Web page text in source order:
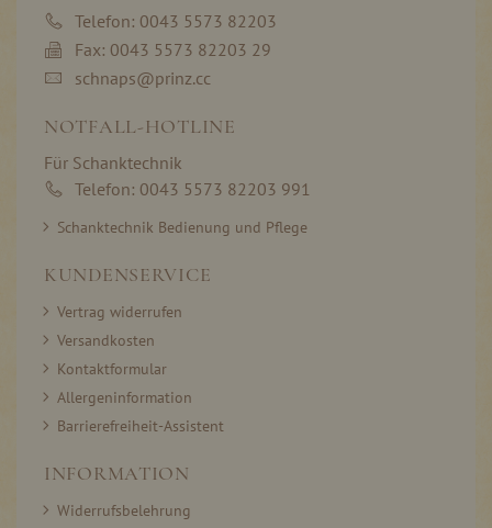
Telefon: 0043 5573 82203
Fax: 0043 5573 82203 29
schnaps@prinz.cc
NOTFALL-HOTLINE
Für Schanktechnik
Telefon: 0043 5573 82203 991
Schanktechnik Bedienung und Pflege
KUNDENSERVICE
Vertrag widerrufen
Versandkosten
Kontaktformular
Allergeninformation
Barrierefreiheit-Assistent
INFORMATION
Widerrufsbelehrung